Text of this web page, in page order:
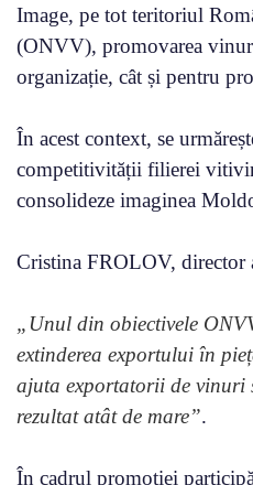
Image, pe tot teritoriul
(ONVV), promovarea
organizație, cât și pentru
În acest context, se
competitivității filierei
consolideze imaginea
Cristina FROLOV,
„Unul din obiectivele
extinderea exportului în
ajuta exportatorii de vinuri
rezultat atât de mare”.
În cadrul promoției